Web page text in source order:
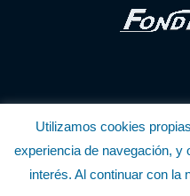
©
Aunque se consideran exactas,
Utilizamos cookies
experiencia de navegación, y
interés. Al continuar con la